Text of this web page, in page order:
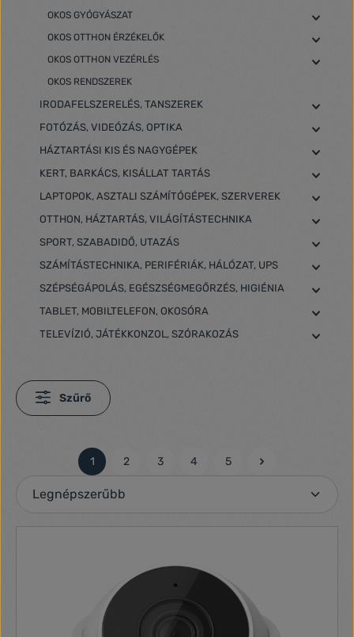
OKOS GYÓGYÁSZAT
OKOS OTTHON ÉRZÉKELŐK
OKOS OTTHON VEZÉRLÉS
OKOS RENDSZEREK
IRODAFELSZERELÉS, TANSZEREK
FOTÓZÁS, VIDEÓZÁS, OPTIKA
HÁZTARTÁSI KIS ÉS NAGYGÉPEK
KERT, BARKÁCS, KISÁLLAT TARTÁS
LAPTOPOK, ASZTALI SZÁMÍTÓGÉPEK, SZERVEREK
OTTHON, HÁZTARTÁS, VILÁGÍTÁSTECHNIKA
SPORT, SZABADIDŐ, UTAZÁS
SZÁMÍTÁSTECHNIKA, PERIFÉRIÁK, HÁLÓZAT, UPS
SZÉPSÉGÁPOLÁS, EGÉSZSÉGMEGŐRZÉS, HIGIÉNIA
TABLET, MOBILTELEFON, OKOSÓRA
TELEVÍZIÓ, JÁTÉKKONZOL, SZÓRAKOZÁS
Szűrő
Oldal
1
Oldal
2
Oldal
3
Oldal
4
Oldal
5